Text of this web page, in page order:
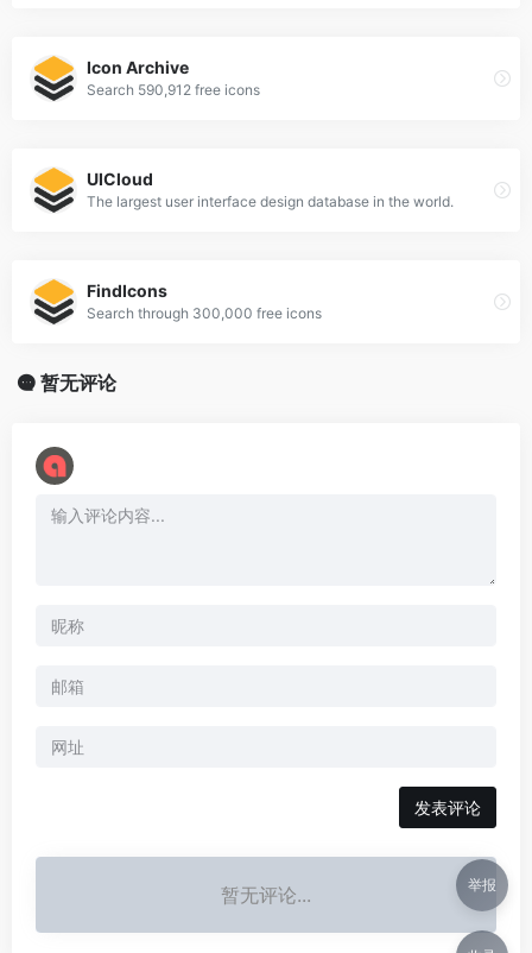
Icon Archive
Search 590,912 free icons
UICloud
The largest user interface design database in the world.
FindIcons
Search through 300,000 free icons
暂无评论
暂无评论... 举报